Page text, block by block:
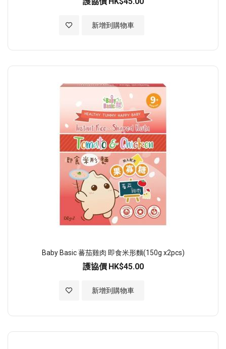
新增到購物車
加入至願望清單
Baby Basic 蕃茄雞肉 即食米形麵(150g x2pcs)
護協價 HK$45.00
新增到購物車
加入至願望清單